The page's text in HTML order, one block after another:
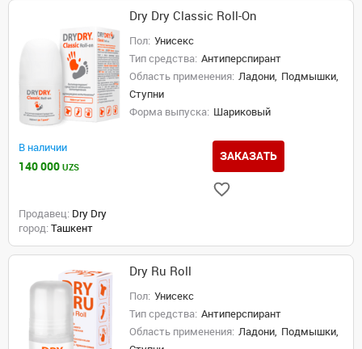
Dry Dry Classic Roll-On
Пол: Унисекс
Тип средства: Антиперспирант
Область применения: Ладони, Подмышки,
Ступни
Форма выпуска: Шариковый
В наличии
140 000 UZS
ЗАКАЗАТЬ
Продавец: Dry Dry
город: Ташкент
Dry Ru Roll
Пол: Унисекс
Тип средства: Антиперспирант
Область применения: Ладони, Подмышки,